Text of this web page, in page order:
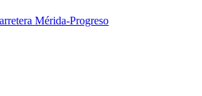
Mérida-Progreso